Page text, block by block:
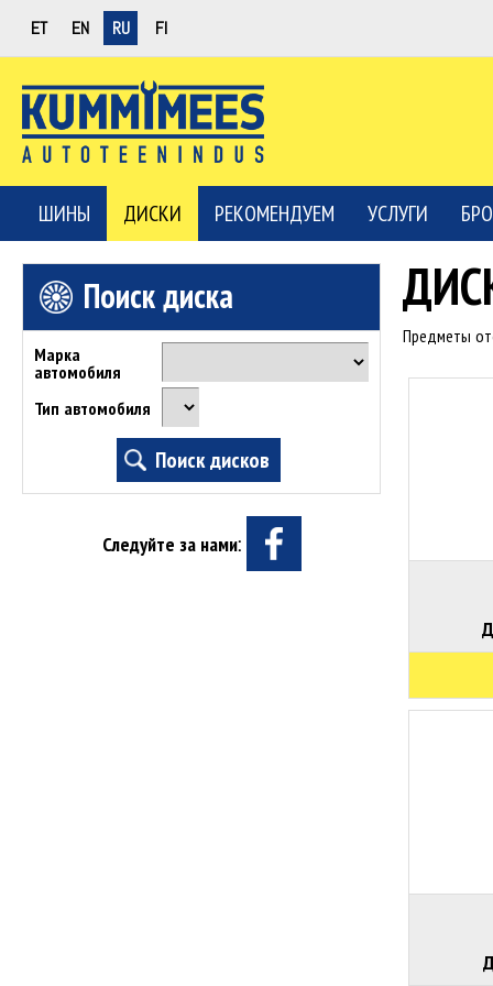
ET EN RU FI
ШИНЫ ДИСКИ РЕКОМЕНДУЕМ УСЛУГИ
Поиск диска
Марка
автомобиля
Тип автомобиля
Следуйте за нами:
Предметы